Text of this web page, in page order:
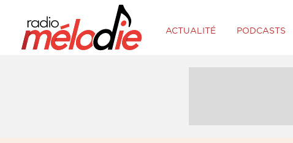
ACTUALITÉ PODCASTS